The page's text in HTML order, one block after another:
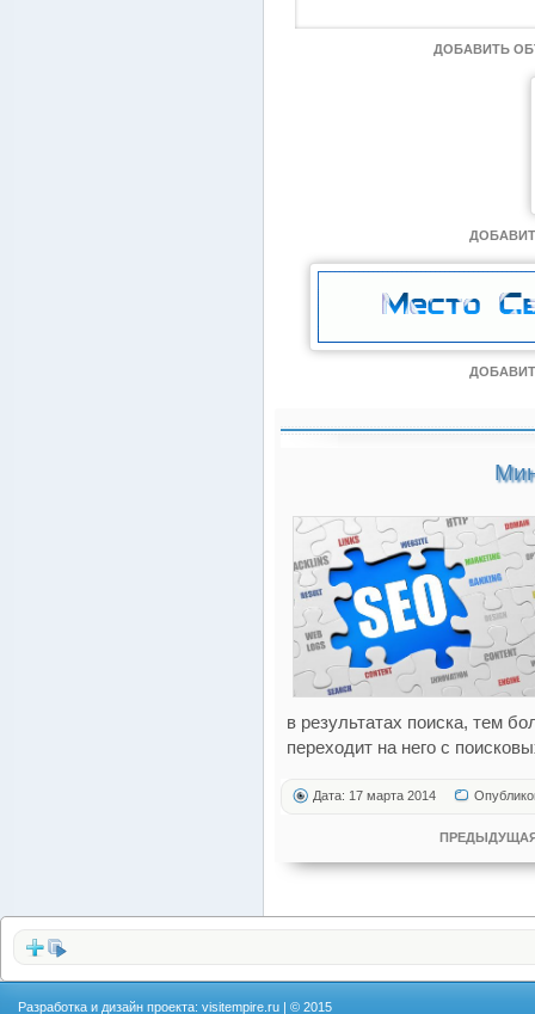
ДОБАВИТЬ
в результатах поиска, тем
переходит на него с
Дата: 17 марта 2014
Разработка и дизайн проекта: visitempire.ru | © 2015